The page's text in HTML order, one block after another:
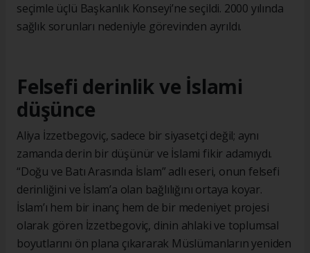
seçimle üçlü Başkanlık Konseyi’ne seçildi. 2000 yılında
sağlık sorunları nedeniyle görevinden ayrıldı.
Felsefi derinlik ve İslami
düşünce
Aliya İzzetbegoviç, sadece bir siyasetçi değil; aynı
zamanda derin bir düşünür ve İslami fikir adamıydı.
“Doğu ve Batı Arasında İslam” adlı eseri, onun felsefi
derinliğini ve İslam’a olan bağlılığını ortaya koyar.
İslam’ı hem bir inanç hem de bir medeniyet projesi
olarak gören İzzetbegoviç, dinin ahlaki ve toplumsal
boyutlarını ön plana çıkararak Müslümanların yeniden